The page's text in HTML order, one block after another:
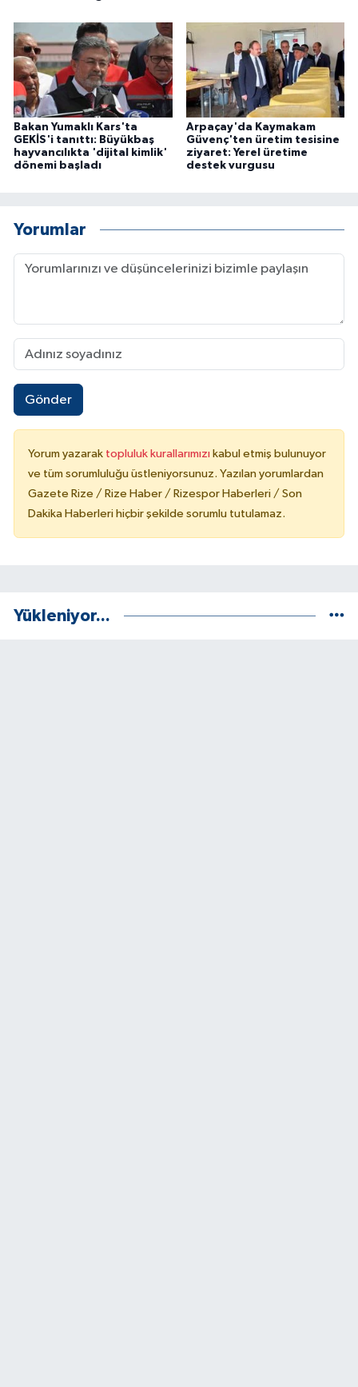
Bakan Yumaklı Kars'ta
GEKİS'i tanıttı: Büyükbaş
hayvancılıkta 'dijital kimlik'
dönemi başladı
Arpaçay'da Kaymakam
Güvenç'ten üretim tesisine
ziyaret: Yerel üretime
destek vurgusu
Yorumlar
Gönder
Yorum yazarak topluluk kurallarımızı kabul etmiş bulunuyor
ve tüm sorumluluğu üstleniyorsunuz. Yazılan yorumlardan
Gazete Rize / Rize Haber / Rizespor Haberleri / Son
Dakika Haberleri hiçbir şekilde sorumlu tutulamaz.
Yükleniyor...